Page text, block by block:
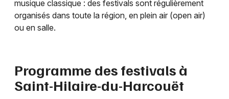
musique classique : des festivals sont régulièrement
organisés dans toute la région, en plein air (open air)
ou en salle.
Programme des festivals à
Saint-Hilaire-du-Harcouët